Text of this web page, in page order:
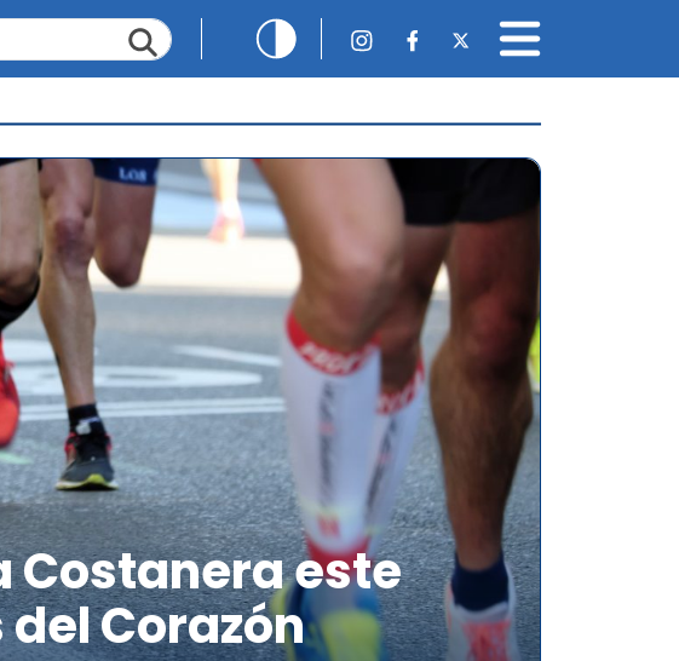
Costanera este
Corazón